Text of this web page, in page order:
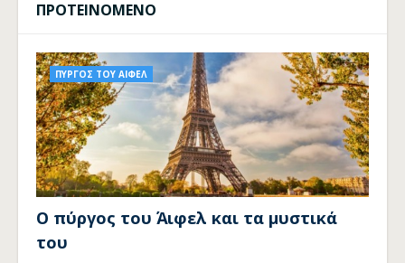
ΠΡΟΤΕΙΝΟΜΕΝΟ
ΠΥΡΓΟΣ ΤΟΥ ΑΙΦΕΛ
Ο πύργος του Άιφελ και τα μυστικά
του